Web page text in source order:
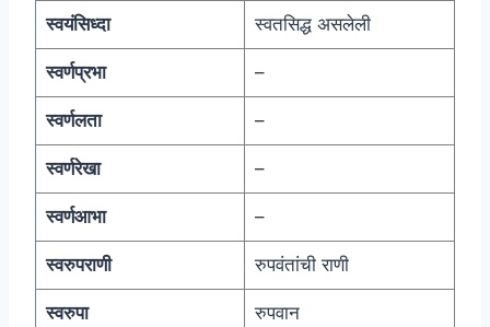
स्वयंसिध्दा स्वतसिद्ध असलेली
स्वर्णप्रभा –
स्वर्णलता –
स्वर्णरेखा –
स्वर्णआभा –
स्वरुपराणी रुपवंतांची राणी
स्वरुपा रुपवान